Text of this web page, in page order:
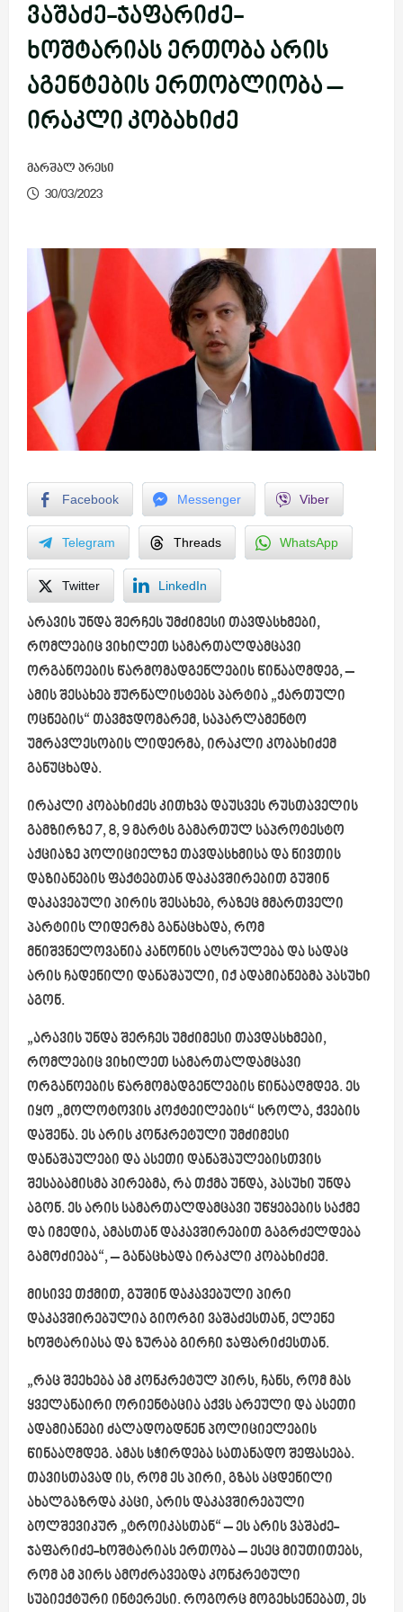
ვაშაძე-ჯაფარიძე-
ხოშტარიას ერთობა არის
აგენტების ერთობლიობა –
ირაკლი კობახიძე
მარშალ პრესი
30/03/2023
Facebook Messenger Viber
Telegram Threads WhatsApp
Twitter LinkedIn
არავის უნდა შერჩეს უმძიმესი თავდასხმები,
რომლებიც ვიხილეთ სამართალდამცავი
ორგანოების წარმომადგენლების წინააღმდეგ, –
ამის შესახებ ჟურნალისტებს პარტია „ქართული
ოცნების“ თავმჯდომარემ, საპარლამენტო
უმრავლესობის ლიდერმა, ირაკლი კობახიძემ
განუცხადა.
ირაკლი კობახიძეს კითხვა დაუსვეს რუსთაველის
გამზირზე 7, 8, 9 მარტს გამართულ საპროტესტო
აქციაზე პოლიციელზე თავდასხმისა და ნივთის
დაზიანების ფაქტებთან დაკავშირებით გუშინ
დაკავებული პირის შესახებ, რაზეც მმართველი
პარტიის ლიდერმა განაცხადა, რომ
მნიშვნელოვანია კანონის აღსრულება და სადაც
არის ჩადენილი დანაშაული, იქ ადამიანებმა პასუხი
აგონ.
„არავის უნდა შერჩეს უმძიმესი თავდასხმები,
რომლებიც ვიხილეთ სამართალდამცავი
ორგანოების წარმომადგენლების წინააღმდეგ. ეს
იყო „მოლოტოვის კოქტეილების“ სროლა, ქვების
დაშენა. ეს არის კონკრეტული უმძიმესი
დანაშაულები და ასეთი დანაშაულებისთვის
შესაბამისმა პირებმა, რა თქმა უნდა, პასუხი უნდა
აგონ. ეს არის სამართალდამცავი უწყებების საქმე
და იმედია, ამასთან დაკავშირებით გაგრძელდება
გამოძიება“,– განაცხადა ირაკლი კობახიძემ.
მისივე თქმით, გუშინ დაკავებული პირი
დაკავშირებულია გიორგი ვაშაძესთან, ელენე
ხოშტარიასა და ზურაბ გირჩი ჯაფარიძესთან.
„რაც შეეხება ამ კონკრეტულ პირს, ჩანს, რომ მას
ყველანაირი ორიენტაცია აქვს არეული და ასეთი
ადამიანები ძალადობდნენ პოლიციელების
წინააღმდეგ. ამას სჭირდება სათანადო შეფასება.
თავისთავად ის, რომ ეს პირი, გზას აცდენილი
ახალგაზრდა კაცი, არის დაკავშირებული
ბოლშევიკურ „ტროიკასთან“ – ეს არის ვაშაძე-
ჯაფარიძე-ხოშტარიას ერთობა – ესეც მიუთითებს,
რომ ამ პირს ამოძრავებდა კონკრეტული
სუბიექტური ინტერესი. როგორც მოგეხსენებათ, ეს